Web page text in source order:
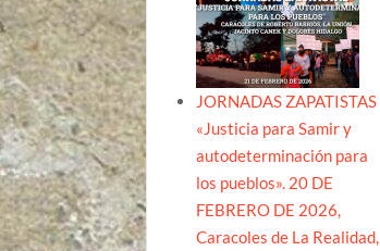
JORNADAS ZAPATISTAS
«Justicia para Samir y
autodeterminación para
los pueblos». 20 DE
FEBRERO DE 2026,
Caracoles de La Realidad,